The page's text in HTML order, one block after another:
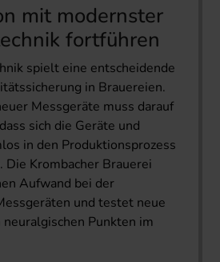
mit modernster
fortführen
spielt eine entscheidende
in Brauereien.
Messgeräte muss darauf
sich die Geräte und
in den Produktionsprozess
Krombacher Brauerei
Aufwand bei der
und testet neue
Punkten im